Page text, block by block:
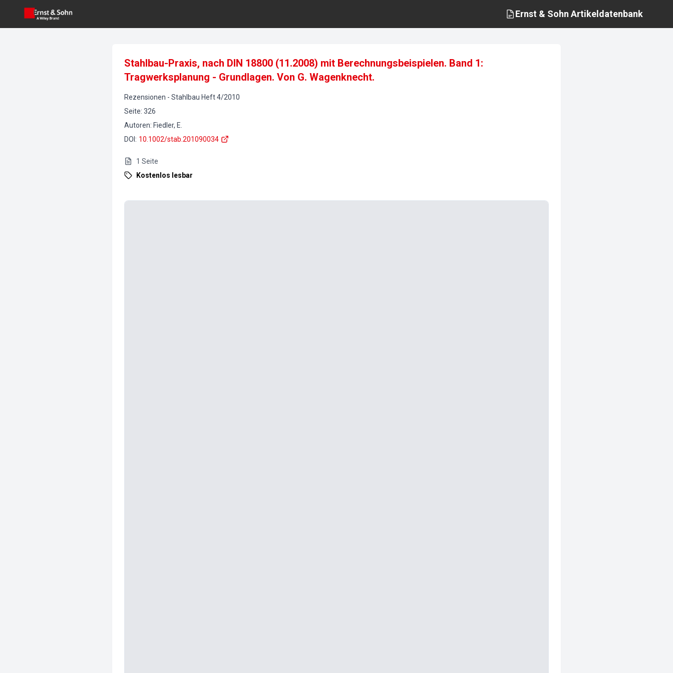
Ernst & Sohn Artikeldatenbank
Stahlbau-Praxis, nach DIN 18800 (11.2008) mit Berechnungsbeispielen. Band 1:
Tragwerksplanung - Grundlagen. Von G. Wagenknecht.
Rezensionen - Stahlbau Heft4/2010
Seite: 326
Autoren: Fiedler, E.
DOI : 10.1002/stab.201090034
1 Seite
Kostenlos lesbar